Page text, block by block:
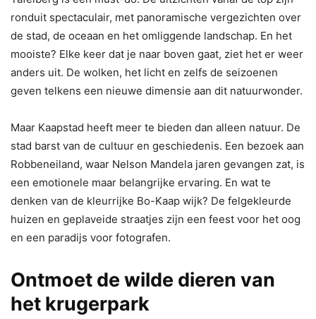
ronduit spectaculair, met panoramische vergezichten over
de stad, de oceaan en het omliggende landschap. En het
mooiste? Elke keer dat je naar boven gaat, ziet het er weer
anders uit. De wolken, het licht en zelfs de seizoenen
geven telkens een nieuwe dimensie aan dit natuurwonder.
Maar Kaapstad heeft meer te bieden dan alleen natuur. De
stad barst van de cultuur en geschiedenis. Een bezoek aan
Robbeneiland, waar Nelson Mandela jaren gevangen zat, is
een emotionele maar belangrijke ervaring. En wat te
denken van de kleurrijke Bo-Kaap wijk? De felgekleurde
huizen en geplaveide straatjes zijn een feest voor het oog
en een paradijs voor fotografen.
Ontmoet de wilde dieren van
het krugerpark